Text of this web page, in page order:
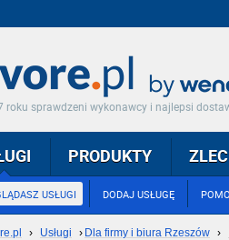
roku sprawdzeni wykonawcy i najlepsi
USŁUGI DODAJ USŁUGĘ
PRODUKTY
› Usługi › Dla firmy i biura Rzeszów ›